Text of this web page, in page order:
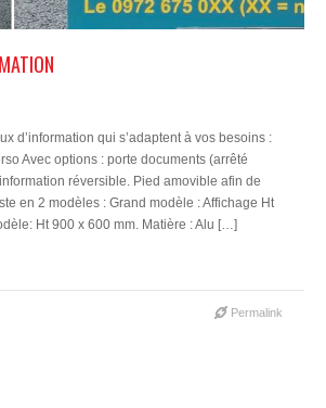
d’information qui s’adaptent à vos besoins :
Avec options : porte documents (arrêté
réversible. Pied amovible afin de
en 2 modèles : Grand modèle : Affichage Ht
Ht 900 x 600 mm. Matière : Alu […]
Permalink